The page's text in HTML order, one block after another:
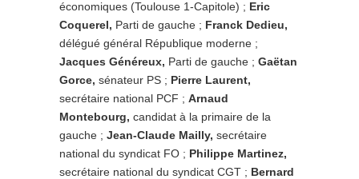
économiques (Toulouse 1-Capitole) ; Eric
Coquerel, Parti de gauche ; Franck Dedieu,
délégué général République moderne ;
Jacques Généreux, Parti de gauche ; Gaëtan
Gorce, sénateur PS ; Pierre Laurent,
secrétaire national PCF ; Arnaud
Montebourg, candidat à la primaire de la
gauche ; Jean-Claude Mailly, secrétaire
national du syndicat FO ; Philippe Martinez,
secrétaire national du syndicat CGT ; Bernard